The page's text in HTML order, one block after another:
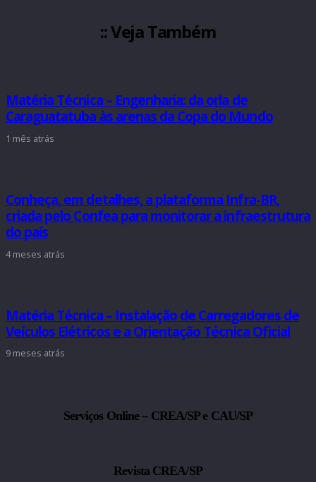
:: Veja Também
Matéria Técnica – Engenharia: da orla de
Caraguatatuba às arenas da Copa do Mundo
1 mês atrás
Conheça, em detalhes, a plataforma Infra-BR,
criada pelo Confea para monitorar a infraestrutura
do país
4 meses atrás
Matéria Técnica – Instalação de Carregadores de
Veículos Elétricos e a Orientação Técnica Oficial
9 meses atrás
Serviços Online – CREA/SP e CAU/SP
Revista CREA/SP